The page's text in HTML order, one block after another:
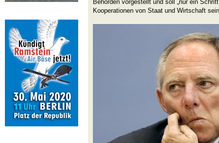
Behörden vorgestellt und soll „nur ein
Kooperationen von Staat und Wirtschaft